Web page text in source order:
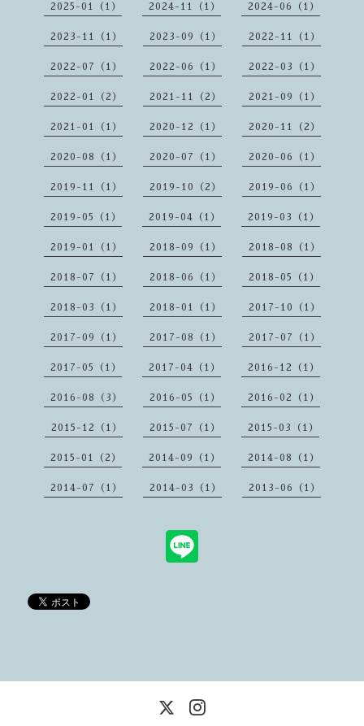
2025-01（1） 2024-11（1） 2024-06（1）
2023-11（1） 2023-09（1） 2022-11（1）
2022-07（1） 2022-06（1） 2022-03（1）
2022-01（2） 2021-11（2） 2021-09（1）
2021-01（1） 2020-12（1） 2020-11（2）
2020-08（1） 2020-07（1） 2020-06（1）
2019-11（1） 2019-10（2） 2019-06（1）
2019-05（1） 2019-04（1） 2019-03（1）
2019-01（1） 2018-09（1） 2018-08（1）
2018-07（1） 2018-06（1） 2018-05（1）
2018-03（1） 2018-01（1） 2017-10（1）
2017-09（1） 2017-08（1） 2017-07（1）
2017-05（1） 2017-04（1） 2016-12（1）
2016-08（3） 2016-05（1） 2016-02（1）
2015-12（1） 2015-07（1） 2015-03（1）
2015-01（2） 2014-09（1） 2014-08（1）
2014-07（1） 2014-03（1） 2013-06（1）